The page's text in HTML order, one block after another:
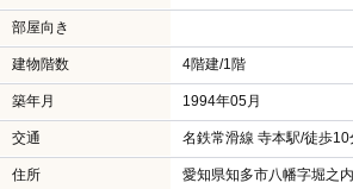
部屋向き
建物階数 4階建/1階
築年月 1994年05月
交通 名鉄常滑線 寺本駅/徒歩10
住所 愛知県知多市八幡字堀之